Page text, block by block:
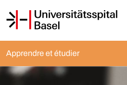
Apprendre et étudier